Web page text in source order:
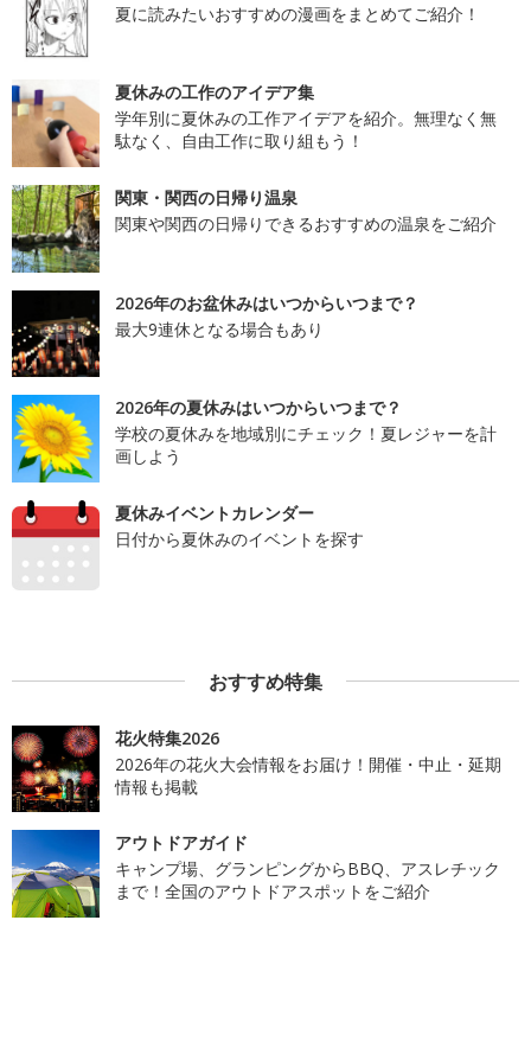
夏に読みたいおすすめの漫画をまとめてご紹介！
夏休みの工作のアイデア集
学年別に夏休みの工作アイデアを紹介。無理なく無
駄なく、自由工作に取り組もう！
関東・関西の日帰り温泉
関東や関西の日帰りできるおすすめの温泉をご紹介
2026年のお盆休みはいつからいつまで？
最大9連休となる場合もあり
2026年の夏休みはいつからいつまで？
学校の夏休みを地域別にチェック！夏レジャーを計
画しよう
夏休みイベントカレンダー
日付から夏休みのイベントを探す
おすすめ特集
花火特集2026
2026年の花火大会情報をお届け！開催・中止・延期
情報も掲載
アウトドアガイド
キャンプ場、グランピングからBBQ、アスレチック
まで！全国のアウトドアスポットをご紹介